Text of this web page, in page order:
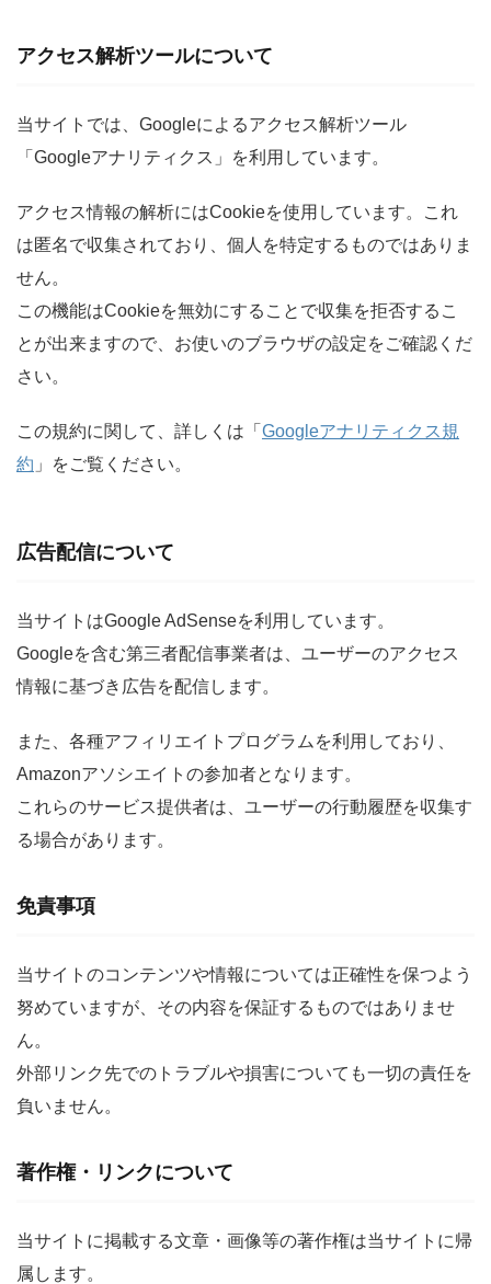
アクセス解析ツールについて
当サイトでは、Googleによるアクセス解析ツール
「Googleアナリティクス」を利用しています。
アクセス情報の解析にはCookieを使用しています。これ
は匿名で収集されており、個人を特定するものではありま
せん。
この機能はCookieを無効にすることで収集を拒否するこ
とが出来ますので、お使いのブラウザの設定をご確認くだ
さい。
この規約に関して、詳しくは「 Googleアナリティクス規
約 」をご覧ください。
広告配信について
当サイトはGoogle AdSenseを利用しています。
Googleを含む第三者配信事業者は、ユーザーのアクセス
情報に基づき広告を配信します。
また、各種アフィリエイトプログラムを利用しており、
Amazonアソシエイトの参加者となります。
これらのサービス提供者は、ユーザーの行動履歴を収集す
る場合があります。
免責事項
当サイトのコンテンツや情報については正確性を保つよう
努めていますが、その内容を保証するものではありませ
ん。
外部リンク先でのトラブルや損害についても一切の責任を
負いません。
著作権・リンクについて
当サイトに掲載する文章・画像等の著作権は当サイトに帰
属します。